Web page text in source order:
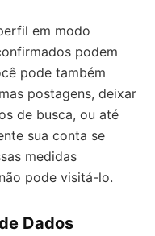
em modo
podem
pode também
postagens, deixar
de busca, ou até
sua conta se
medidas
pode visitá-lo.
Dados